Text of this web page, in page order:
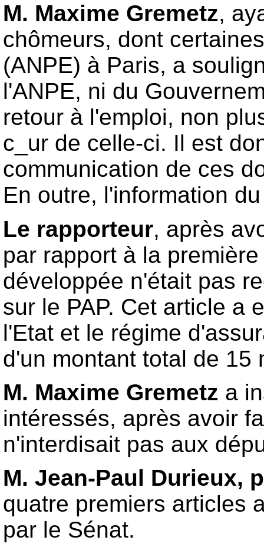
M. Maxime Gremetz,
chômeurs, dont
(ANPE) à Paris, a
l'ANPE, ni du
retour à l'emploi, non
c_ur de celle-ci. Il est
communication de ces
En outre, l'information
Le rapporteur, après
par rapport à la
développée n'était pas
sur le PAP. Cet article a
l'Etat et le régime
d'un montant total de 15
M. Maxime Gremetz a
intéressés, après avoir
n'interdisait pas aux
M. Jean-Paul Durieux,
quatre premiers articles
par le Sénat.